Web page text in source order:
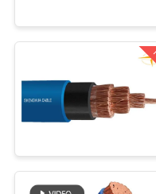
यात्रा
गुणवत्ता
नियंत्रण
पीवीसी